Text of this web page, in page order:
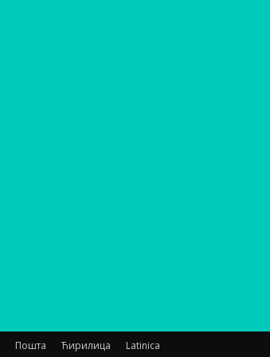
Пошта Ћирилица Latinica